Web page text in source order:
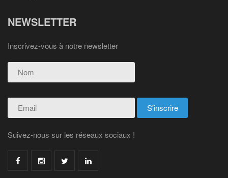
NEWSLETTER
Inscrivez-vous à notre newsletter
Suivez-nous sur les réseaux sociaux !